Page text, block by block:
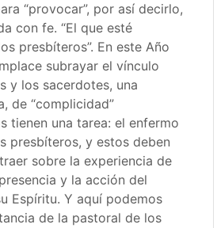
“provocar”, por así decirlo,
con fe. “El que esté
presbíteros”. En este Año
subrayar el vínculo
y los sacerdotes, una
de “complicidad”
tienen una tarea: el enfermo
presbíteros, y estos deben
sobre la experiencia de
y la acción del
Espíritu. Y aquí podemos
de la pastoral de los